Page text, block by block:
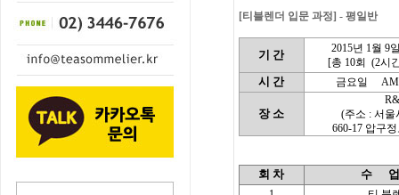
[티블렌더 입문 과정] - 평일반
기 간
2015년 1월 9
[총 10회
(2시
시 간 금요일 AM
장 소
(주소 : 서울
660-17 압구
회 차 수